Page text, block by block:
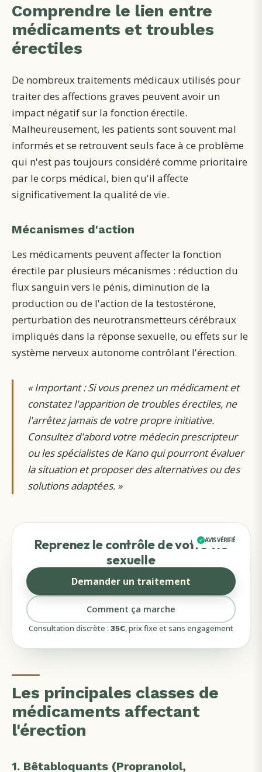
Comprendre le lien entre
médicaments et troubles
érectiles
De nombreux traitements médicaux utilisés pour
traiter des affections graves peuvent avoir un
impact négatif sur la fonction érectile.
Malheureusement, les patients sont souvent mal
informés et se retrouvent seuls face à ce problème
qui n'est pas toujours considéré comme prioritaire
par le corps médical, bien qu'il affecte
significativement la qualité de vie.
Mécanismes d'action
Les médicaments peuvent affecter la fonction
érectile par plusieurs mécanismes : réduction du
flux sanguin vers le pénis, diminution de la
production ou de l'action de la testostérone,
perturbation des neurotransmetteurs cérébraux
impliqués dans la réponse sexuelle, ou effets sur le
système nerveux autonome contrôlant l'érection.
«Important : Si vous prenez un médicament et
constatez l'apparition de troubles érectiles, ne
l'arrêtez jamais de votre propre initiative.
Consultez d'abord votre médecin prescripteur
ou les spécialistes de Kano qui pourront évaluer
la situation et proposer des alternatives ou des
solutions adaptées. »
AVIS VÉRIFIÉ
Reprenez le contrôle de votre vie
sexuelle
Demander un traitement
Comment ça marche
Consultation discrète : 35€ , prix fixe et sans engagement
Les principales classes de
médicaments affectant
l'érection
1. Bêtabloquants (Propranolol,